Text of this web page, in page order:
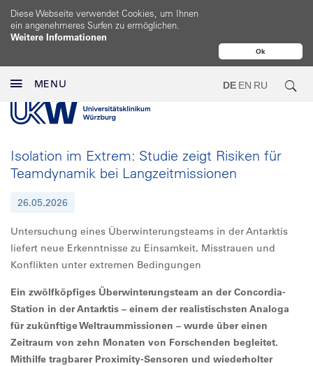
Ok
Diese Webseite verwendet Cookies, um Ihnen
ein angenehmeres Surfen zu ermöglichen.
Weitere Informationen
MENU DE EN RU
Isolation im Extrem: Studie zeigt Risiken für
Teamdynamik bei Langzeitmissionen
26.05.2026
Untersuchung eines Überwinterungsteams in der Antarktis
liefert neue Erkenntnisse zu Einsamkeit, Misstrauen und
Konflikten unter extremen Bedingungen
Ein zwölfköpfiges Überwinterungsteam an der Concordia-
Station in der Antarktis – einem der realistischsten Analoga
für zukünftige Weltraummissionen – wurde über einen
Zeitraum von zehn Monaten von Forschenden begleitet.
Mithilfe tragbarer Proximity-Sensoren und wiederholter